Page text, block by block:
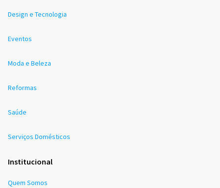
Design e Tecnologia
Eventos
Moda e Beleza
Reformas
Saúde
Serviços Domésticos
Institucional
Quem Somos